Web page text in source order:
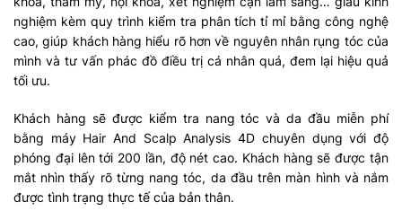
nghiệm kèm quy trình kiểm tra phân tích tỉ mỉ bằng công nghệ
cao, giúp khách hàng hiểu rõ hơn về nguyên nhân rụng tóc của
mình và tư vấn phác đồ điều trị cá nhân quá, đem lại hiệu quả
tối ưu.
Khách hàng sẽ được kiểm tra nang tóc và da đầu miễn phí
bằng máy Hair And Scalp Analysis 4D chuyên dụng với độ
phóng đại lên tới 200 lần, độ nét cao. Khách hàng sẽ được tận
mắt nhìn thấy rõ từng nang tóc, da đầu trên màn hình và nắm
được tình trạng thực tế của bản thân.